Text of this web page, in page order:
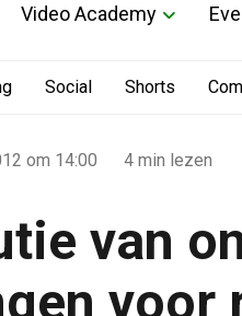
Video Academy
Social Shorts
om 14:00 4 min lezen
van
voor